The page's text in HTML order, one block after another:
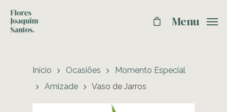
Menu
Início Ocasiões
Momento Especial
Amizade
Vaso de Jarros